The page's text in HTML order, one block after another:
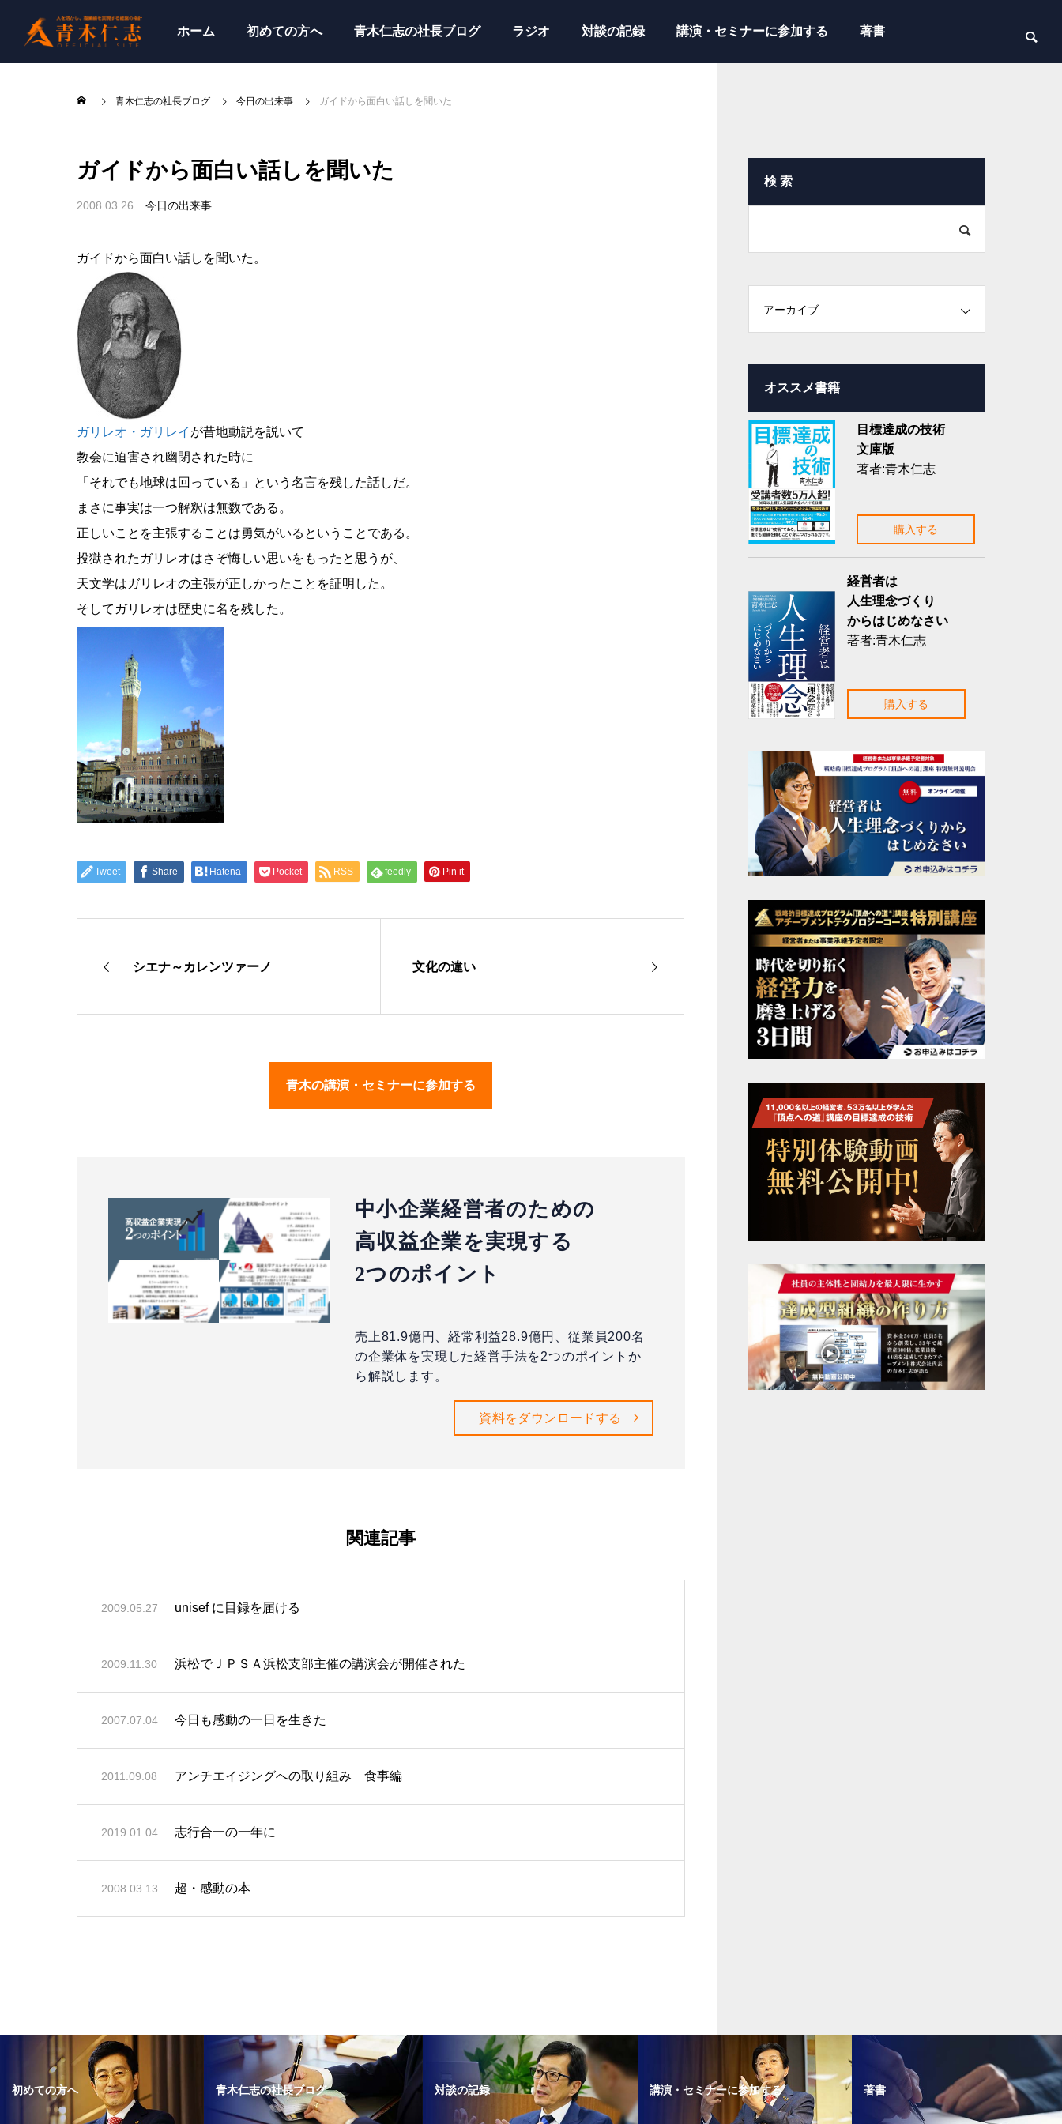
ホーム 初めての方へ 青木仁志の社長ブログ ラジオ 対談の記録 講演・セミナーに参加する 著書
青木仁志の社長ブログ 今日の出来事 ガイドから面白い話しを聞いた
ガイドから面白い話しを聞いた
2008.03.26 今日の出来事
ガイドから面白い話しを聞いた。
ガリレオ・ガリレイ が昔地動説を説いて
教会に迫害され幽閉された時に
「それでも地球は回っている」という名言を残した話しだ。
まさに事実は一つ解釈は無数である。
正しいことを主張することは勇気がいるということである。
投獄されたガリレオはさぞ悔しい思いをもったと思うが、
天文学はガリレオの主張が正しかったことを証明した。
そしてガリレオは歴史に名を残した。
Tweet Share Hatena Pocket RSS feedly Pin it
シエナ～カレンツァーノ 文化の違い
青木の講演・セミナーに参加する
中小企業経営者のための
高収益企業を実現する
2つのポイント
売上81.9億円、経常利益28.9億円、従業員200名
の企業体を実現した経営手法を2つのポイントか
ら解説します。
資料をダウンロードする
関連記事
2009.05.27 unisef に目録を届ける
2009.11.30 浜松でＪＰＳＡ浜松支部主催の講演会が開催された
2007.07.04 今日も感動の一日を生きた
2011.09.08 アンチエイジングへの取り組み 食事編
2019.01.04 志行合一の一年に
2008.03.13 超・感動の本
検 索
アーカイブ
オススメ書籍
目標達成の技術
文庫版
著者:青木仁志
購入する
経営者は
人生理念づくり
からはじめなさい
著者:青木仁志
購入する
初めての方へ 青木仁志の社長ブログ 対談の記録 講演・セミナーに参加する 著書